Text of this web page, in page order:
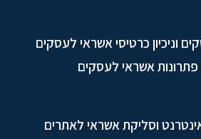
וניכיון כרטיסי אשראי לעסקים
אשראי לעסקים
וסליקת אשראי לאתרים